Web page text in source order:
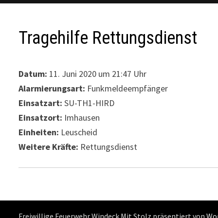
Tragehilfe Rettungsdienst
Datum: 11. Juni 2020 um 21:47 Uhr
Alarmierungsart: Funkmeldeempfänger
Einsatzart: SU-TH1-HIRD
Einsatzort: Imhausen
Einheiten: Leuscheid
Weitere Kräfte: Rettungsdienst
Freiwillige Feuerwehr Windeck Mit Stolz präsentiert von